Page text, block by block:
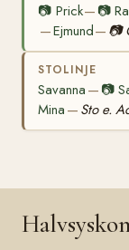
📷 Prick— 📷
—Ejmund— 📷
STOLINJE
Savanna — 📷
Mina — Sto e.